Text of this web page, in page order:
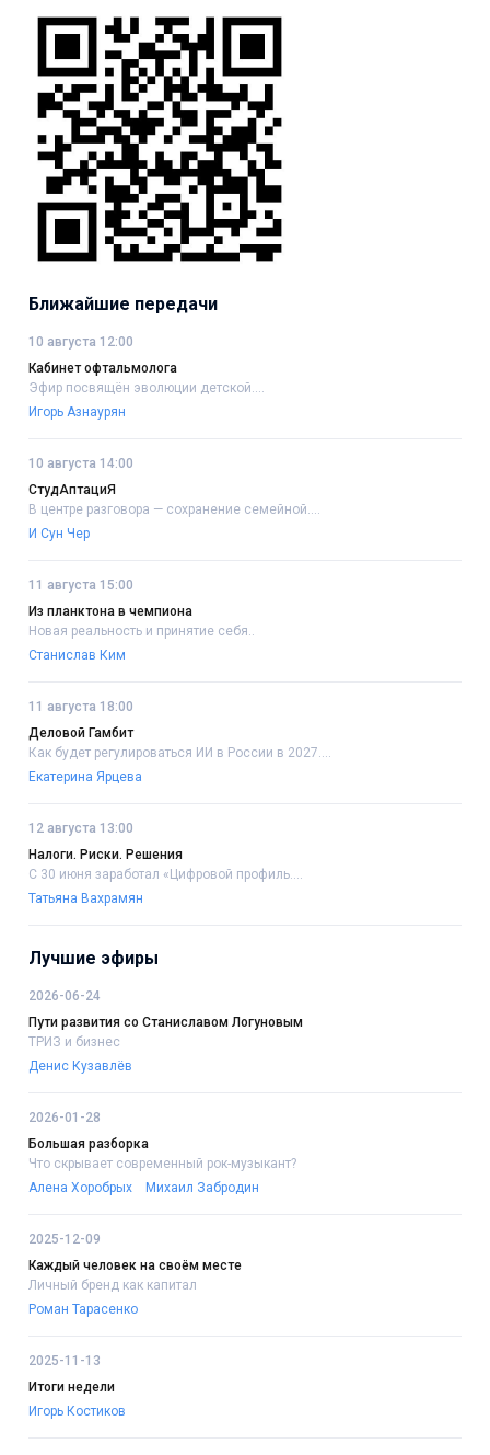
Ближайшие передачи
10 августа 12:00
Кабинет офтальмолога
Эфир посвящён эволюции детской....
Игорь Азнаурян
10 августа 14:00
СтудАптациЯ
В центре разговора — сохранение семейной....
И Сун Чер
11 августа 15:00
Из планктона в чемпиона
Новая реальность и принятие себя..
Станислав Ким
11 августа 18:00
Деловой Гамбит
Как будет регулироваться ИИ в России в 2027....
Екатерина Ярцева
12 августа 13:00
Налоги. Риски. Решения
С 30 июня заработал «Цифровой профиль....
Татьяна Вахрамян
Лучшие эфиры
2026-06-24
Пути развития со Станиславом Логуновым
ТРИЗ и бизнес
Денис Кузавлёв
2026-01-28
Большая разборка
Что скрывает современный рок-музыкант?
Алена Хоробрых
Михаил Забродин
2025-12-09
Каждый человек на своём месте
Личный бренд как капитал
Роман Тарасенко
2025-11-13
Итоги недели
Игорь Костиков